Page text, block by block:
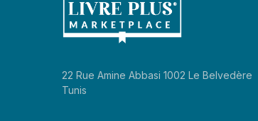
22 Rue Amine Abbasi 1002 Le Belvedère
Tunis